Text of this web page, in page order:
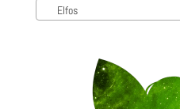
Elfos